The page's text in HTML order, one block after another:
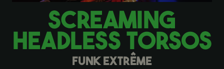
SCREAMING
HEADLESS TORSOS
FUNK EXTRÊME